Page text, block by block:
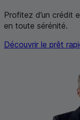
Profitez d’un crédit
en toute sérénité.
Découvrir le prêt